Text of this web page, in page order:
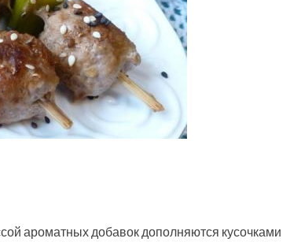
ароматных добавок дополняются кусочками